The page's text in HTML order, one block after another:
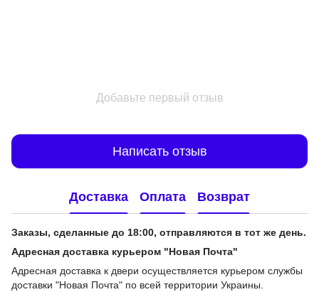
Добавьте первый отзыв
Написать отзыв
Доставка Оплата Возврат
Заказы, сделанные до 18:00, отправляются в тот же день.
Адресная доставка курьером "Новая Почта"
Адресная доставка к двери осуществляется курьером службы
доставки "Новая Почта" по всей территории Украины.